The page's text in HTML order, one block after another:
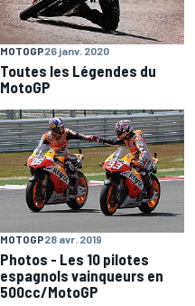
MOTOGP26 janv. 2020
Toutes les Légendes du
MotoGP
MOTOGP28 avr. 2019
Photos - Les 10 pilotes
espagnols vainqueurs en
500cc/MotoGP